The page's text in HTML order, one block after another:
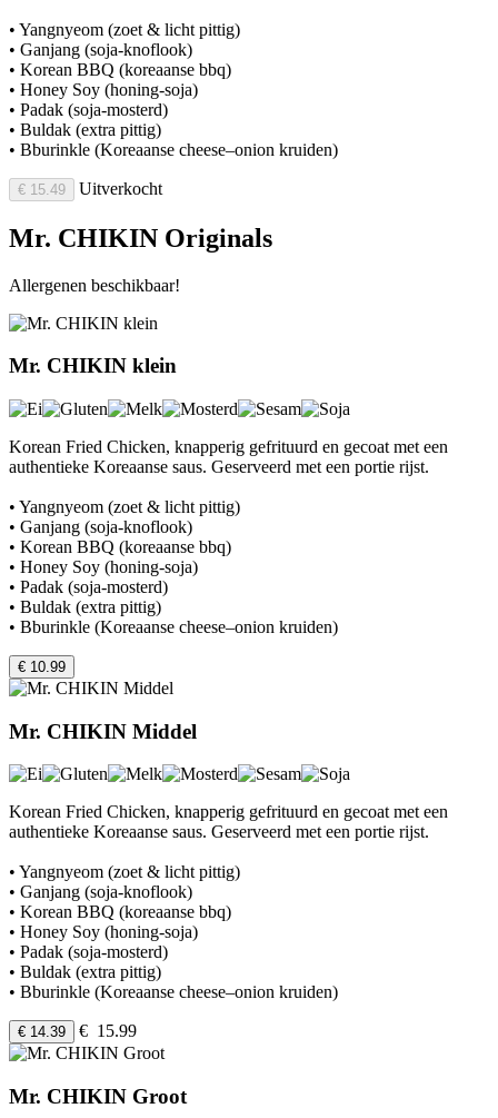
• Yangnyeom (zoet & licht pittig)
• Ganjang (soja-knoflook)
• Korean BBQ (koreaanse bbq)
• Honey Soy (honing-soja)
• Padak (soja-mosterd)
• Buldak (extra pittig)
• Bburinkle (Koreaanse cheese–onion kruiden)
€ 15.49 Uitverkocht
Mr. CHIKIN Originals
Allergenen beschikbaar!
Mr. CHIKIN klein
Korean Fried Chicken, knapperig gefrituurd en gecoat met een
authentieke Koreaanse saus. Geserveerd met een portie rijst.
• Yangnyeom (zoet & licht pittig)
• Ganjang (soja-knoflook)
• Korean BBQ (koreaanse bbq)
• Honey Soy (honing-soja)
• Padak (soja-mosterd)
• Buldak (extra pittig)
• Bburinkle (Koreaanse cheese–onion kruiden)
€ 10.99
Mr. CHIKIN Middel
Korean Fried Chicken, knapperig gefrituurd en gecoat met een
authentieke Koreaanse saus. Geserveerd met een portie rijst.
• Yangnyeom (zoet & licht pittig)
• Ganjang (soja-knoflook)
• Korean BBQ (koreaanse bbq)
• Honey Soy (honing-soja)
• Padak (soja-mosterd)
• Buldak (extra pittig)
• Bburinkle (Koreaanse cheese–onion kruiden)
€ 14.39 € 15.99
Mr. CHIKIN Groot